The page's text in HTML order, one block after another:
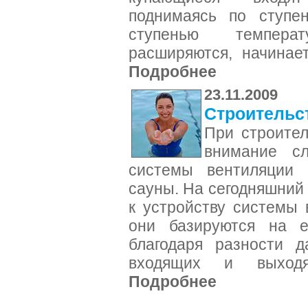
поднимаясь по
ступенью
расширяются,
Подробнее
23.11.2009
При
внимание
системы
сауны. На сегодняшний
к устройству
они базируются на
благодаря разности
входящих и
Подробнее